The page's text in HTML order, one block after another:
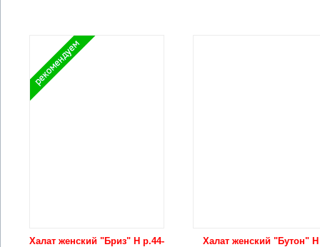
Халат женский "Бриз" Н р.44-
Халат женский "Бутон" Н